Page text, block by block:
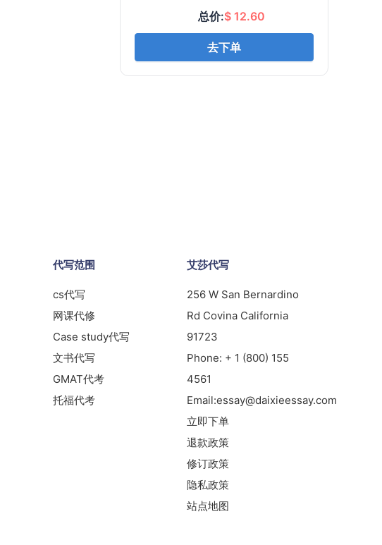
代写范围
cs代写
网课代修
Case study代写
文书代写
GMAT代考
托福代考
艾莎代写
256 W San Bernardino
Rd Covina California
91723
Phone: + 1 (800) 155
4561
Email:essay@daixieessay.com
立即下单
退款政策
修订政策
隐私政策
站点地图